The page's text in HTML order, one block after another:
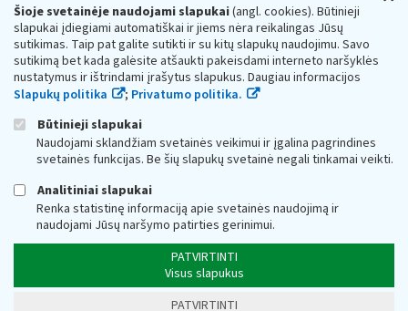
Šioje svetainėje naudojami slapukai(angl. cookies). Būtinieji
slapukai įdiegiami automatiškai ir jiems nėra reikalingas Jūsų
sutikimas. Taip pat galite sutikti ir su kitų slapukų naudojimu. Savo
sutikimą bet kada galėsite atšaukti pakeisdami interneto naršyklės
nustatymus ir ištrindami įrašytus slapukus. Daugiau informacijos
Slapukų politika
; Privatumo politika.
Būtinieji slapukai
Naudojami sklandžiam svetainės veikimui ir įgalina pagrindines
svetainės funkcijas. Be šių slapukų svetainė negali tinkamai veikti.
Analitiniai slapukai
Renka statistinę informaciją apie svetainės naudojimą ir
naudojami Jūsų naršymo patirties gerinimui.
PATVIRTINTI
Visus slapukus
PATVIRTINTI
Respublikos finansų ministerijos
Biudžetinė įstaiga. Juridinio asmens kodas — 188659752,
adresas: Vasario 16-osios g. 14, 01107 Vilnius, Lietuva, el.paštas:
vmi@vmi.lt, E. pristatymo dėžutės adresas 188659752
Duomenys apie Valstybinę mokesčių inspekciją prie Lietuvos
Respublikos finansų ministerijos kaupiami ir saugomi Juridinių